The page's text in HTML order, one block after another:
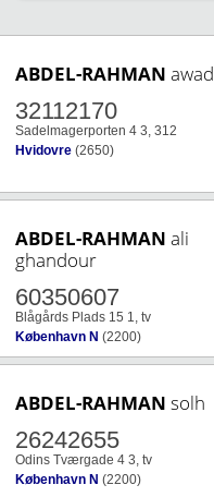
ABDEL-RAHMAN awad
32112170
Sadelmagerporten 4 3, 312
Hvidovre (2650)
ABDEL-RAHMAN ali
ghandour
60350607
Blågårds Plads 15 1, tv
København N (2200)
ABDEL-RAHMAN solh
26242655
Odins Tværgade 4 3, tv
København N (2200)